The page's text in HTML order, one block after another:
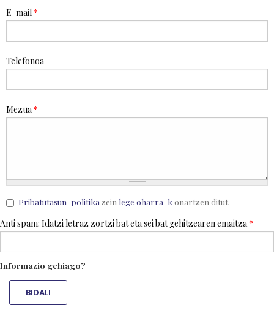
E-mail *
Telefonoa
Mezua *
Pribatutasun-politika zein lege oharra-konartzen ditut.
Anti spam: Idatzi letraz zortzi bat eta sei bat gehitzearen emaitza *
Informazio gehiago?
BIDALI